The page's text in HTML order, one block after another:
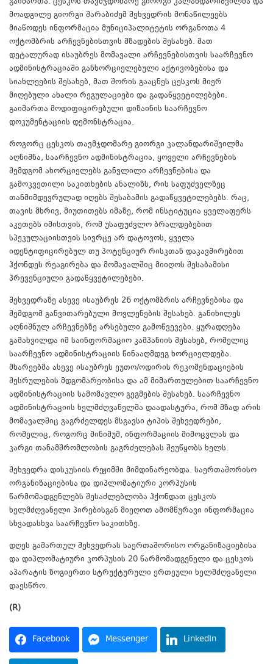
მოადგილე გიორგი შარაბიძემ შეხვედრის მონაწილეებს
მიაწოდეს ინფორმაცია მუნიციპალიტეტის ორგანოთა 4
ოქტომბრის არჩევნებისთვის მზადების შესახებ. მათ
დეტალურად ისაუბრეს მომავალი არჩევნებისთვის საარჩევნო
ადმინისტრაციაში განხორციელებული აქტივობებისა და
სიახლეების შესახებ, მათ შორის გააცნეს ცესკოს მიერ
მიღებული ახალი რეგულაციები და გადაწყვეტილებები.
გაიმართა მოდიფიცირებული დიზაინის საარჩევნო
დოკუმენტაციის დემონსტრაცია.
როგორც ცესკოს თავმჯდომარე გიორგი კალანდარიშვილმა
აღნიშნა, საარჩევნო ადმინისტრაცია, ყოველი არჩევნების
შემდგომ ახორციელებს განვლილი არჩევნებისა და
გამოკვეთილი საკითხების ანალიზს, რის საფუძველზეც
თანმიმდევრულად იღებს შესაბამის გადაწყვეტილებებს. რაც,
თავის მხრივ, მიუთითებს იმაზე, რომ ინსტიტუცია ყველაფერს
აკეთებს იმისთვის, რომ უსაფუძვლო ბრალდებებით
სპეკულაციისთვის სივრცე არ დატოვოს, ყველა
იდენტიფიცირებულ თუ პოტენციურ რისკთან დაკავშირებით
ჰქონდეს რეაგირება და მომავალშიც მიიღოს შესაბამისი
პრევენციული გადაწყვეტილებები.
შეხვედრაზე ასევე ისაუბრეს 26 ოქტომბრის არჩევნებისა და
შემდგომ განვითარებული მოვლენების შესახებ. განიხილეს
აღნიშნულ არჩევნებზე არსებული გამოწვევები. ყურადღება
გამახვილდა იმ საინფორმაციო კამპანიის შესახებ, რომელიც
საარჩევნო ადმინისტრაციის წინააღმდეგ ხორციელდება.
მხარეებმა ასევე ისაუბრეს ეუთო/ოდირის რეკომენდაციების
შესრულების მდგომარეობისა და ამ მიმართულებით საარჩევნო
ადმინისტრაციის სამომავლო გეგმების შესახებ. საარჩევნო
ადმინისტრაციის ხელმძღვანელმა დაადასტურა, რომ მზად არის
მომავალშიც გაგრძელდეს მსგავსი ტიპის შეხვედრები,
რომელიც, როგორც მინიმუმ, ინფორმაციის მიმოცვლას და
კარგი თანამშრომლობის გაგრძელებას შეუწყობს ხელს.
შეხვედრა დისკუსიის რეჟიმში მიმდინარეობდა. საერთაშორისო
ორგანიზაციებისა და დიპლომატიური კორპუსის
წარმომადგენლებს შესაძლებლობა ჰქონდათ ცესკოს
ხელმძღვანელი პირებისგან მიეღოთ ამომწურავი ინფორმაცია
სხვადასხვა საარჩევნო საკითხზე.
დღეს გამართულ შეხვედრას საერთაშორისო ორგანიზაციებისა
და დიპლომატიური კორპუსის 20 წარმომადგენელი და ცესკოს
აპარატის ზოგიერთი სტრუქტურული ერთეული ხელმძღვანელი
დაესწრო.
(R)
Facebook Messenger LinkedIn